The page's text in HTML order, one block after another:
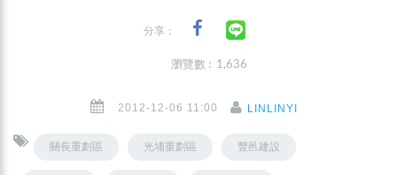
分享：
瀏覽數 : 1,636
2012-12-06 11:00 LINLINYI
關長重劃區 光埔重劃區 豐邑建設